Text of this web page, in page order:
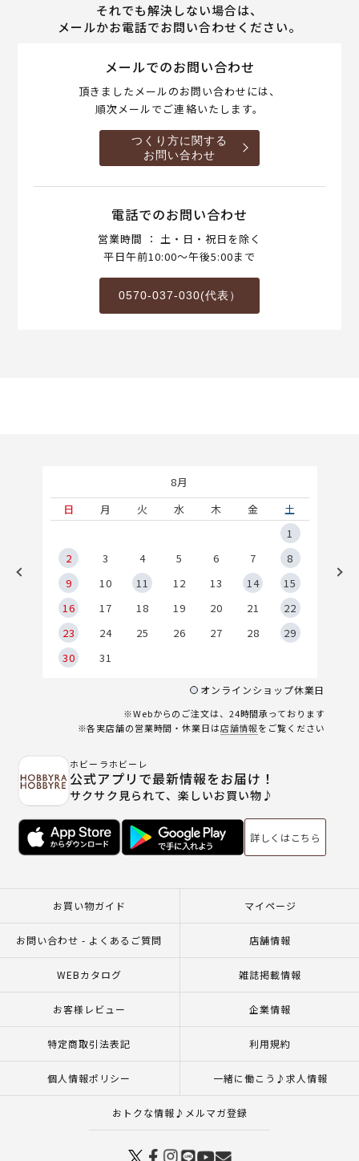
それでも解決しない場合は、
メールかお電話でお問い合わせください。
メールでのお問い合わせ
頂きましたメールのお問い合わせには、
順次メールでご連絡いたします。
つくり方に関する
お問い合わせ
電話でのお問い合わせ
営業時間 ： 土・日・祝日を除く
平日午前10:00～午後5:00まで
0570-037-030(代表）
8月
日
月 火 水 木 金
土
1
2
3 4 5 6 7
8
9
10 11 12 13 14
15
16
17 18 19 20 21
22
23
24 25 26 27 28
29
30
31
オンラインショップ休業日
※Webからのご注文は、24時間承っております
※各実店舗の営業時間・休業日は店舗情報をご覧ください
ホビーラホビーレ
公式アプリで最新情報をお届け！
サクサク見られて、楽しいお買い物♪
詳しくはこちら
お買い物ガイド マイページ
お問い合わせ - よくあるご質問 店舗情報
WEBカタログ 雑誌掲載情報
お客様レビュー 企業情報
特定商取引法表記 利用規約
個人情報ポリシー 一緒に働こう♪求人情報
おトクな情報♪メルマガ登録